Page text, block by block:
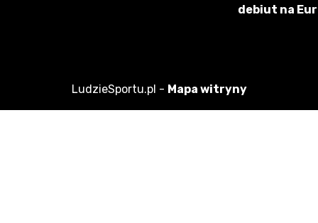
debiut na
LudzieSportu.pl - Mapa witryny